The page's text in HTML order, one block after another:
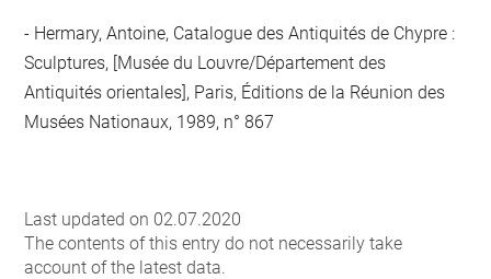
Hermary, Antoine, Catalogue des Antiquités de Chypre :
Sculptures, [Musée du Louvre/Département des
Antiquités orientales], Paris, Éditions de la Réunion des
Musées Nationaux, 1989, n° 867
Last updated on 02.07.2020
The contents of this entry do not necessarily take
account of the latest data.